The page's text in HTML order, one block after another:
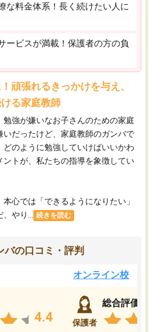
な料金体系！長く続けたい人に
ービスが満載！保護者の方の負
頑張れるきっかけを与え、
る家庭教師
強が嫌いなお子さんのための家庭
いだったけど、家庭教師のガンバで
どのように勉強していけばいいかわ
ントが、私たちの指導を象徴してい
心では「できるようになりたい」
やり...
続きを読む
バの口コミ・評判
4.4
オンライン校
保護者
総合評価